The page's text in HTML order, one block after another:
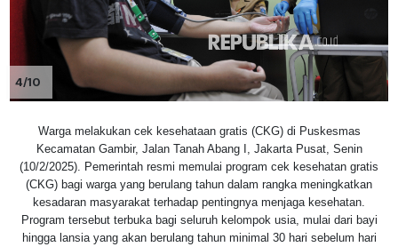
4/10
Warga melakukan cek kesehataan gratis (CKG) di Puskesmas
Kecamatan Gambir, Jalan Tanah Abang I, Jakarta Pusat, Senin
(10/2/2025). Pemerintah resmi memulai program cek kesehatan gratis
(CKG) bagi warga yang berulang tahun dalam rangka meningkatkan
kesadaran masyarakat terhadap pentingnya menjaga kesehatan.
Program tersebut terbuka bagi seluruh kelompok usia, mulai dari bayi
hingga lansia yang akan berulang tahun minimal 30 hari sebelum hari